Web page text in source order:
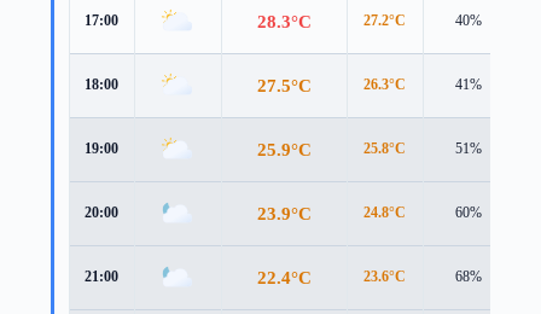
17:00 28.3°C 27.2°C 40%
18:00 27.5°C 26.3°C 41%
19:00 25.9°C 25.8°C 51%
20:00 23.9°C 24.8°C 60%
21:00 22.4°C 23.6°C 68%